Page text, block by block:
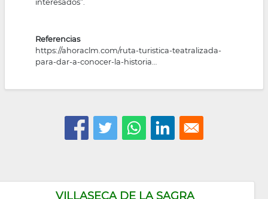
VILLASECA DE LA SAGRA
interesados”.
Referencias
https://ahoraclm.com/ruta-turistica-teatralizada-
para-dar-a-conocer-la-historia…